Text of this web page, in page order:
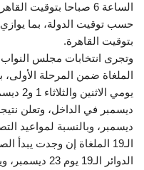
حسب توقيت الدولة، بما
بتوقيت القاهرة.
الملغاة ضمن المرحلة الأولى،
ديسمبر، وبالنسبة لمواعيد
الـ19 الملغاة إن وجدت